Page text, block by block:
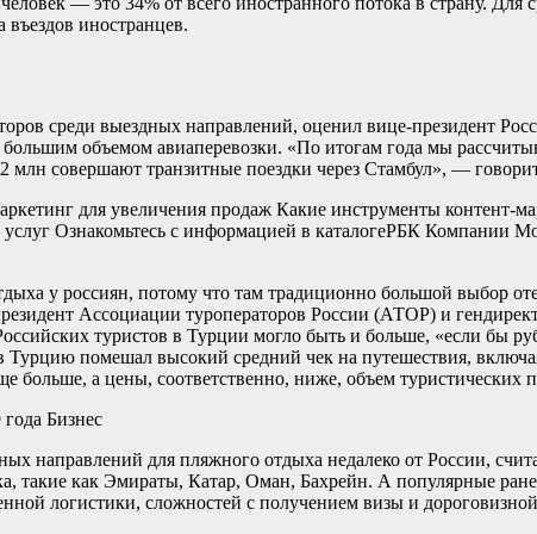
иностранцев.
среди выездных направлений, оценил вице-президент
объемом авиаперевозки. «По итогам года мы
совершают транзитные поездки через Стамбул», —
для увеличения продаж Какие инструменты контент-
Ознакомьтесь с информацией в каталогеРБК Компании
у россиян, потому что там традиционно большой выбор
Ассоциации туроператоров России (АТОР) и
туристов в Турции могло быть и больше, «если бы
помешал высокий средний чек на путешествия,
больше, а цены, соответственно, ниже, объем
Бизнес
направлений для пляжного отдыха недалеко от России,
такие как Эмираты, Катар, Оман, Бахрейн. А популярные
логистики, сложностей с получением визы и